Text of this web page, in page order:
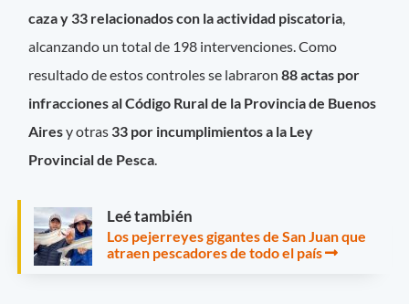
caza y 33 relacionados con la actividad piscatoria,
alcanzando un total de 198 intervenciones. Como
resultado de estos controles se labraron88 actas por
infracciones al Código Rural de la Provincia de Buenos
Airesy otras 33 por incumplimientos a la Ley
Provincial de Pesca.
Leé también
Los pejerreyes gigantes de San Juan que
atraen pescadores de todo el país